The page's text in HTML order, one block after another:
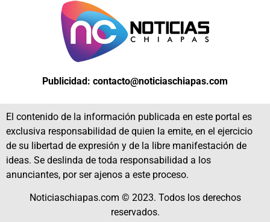
Publicidad: contacto@noticiaschiapas.com
El contenido de la información publicada en este portal es
exclusiva responsabilidad de quien la emite, en el ejercicio
de su libertad de expresión y de la libre manifestación de
ideas. Se deslinda de toda responsabilidad a los
anunciantes, por ser ajenos a este proceso.
Noticiaschiapas.com © 2023. Todos los derechos
reservados.